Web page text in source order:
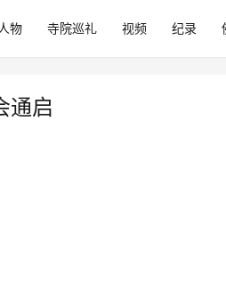
物 寺院巡礼 视频 纪录
通启